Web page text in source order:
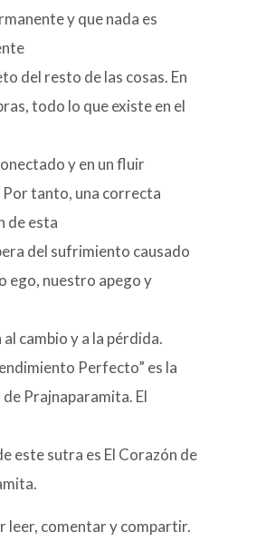
y que nada es
del resto de las cosas. En
todo lo que existe en el
y en un fluir
tanto, una correcta
de esta
del sufrimiento causado
ego, nuestro apego y
cambio y a la pérdida.
Perfecto” es la
Prajnaparamita. El
este sutra es El Corazón de
leer, comentar y compartir.